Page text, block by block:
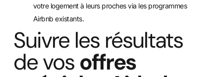
votre logement à leurs proches via les programmes
Airbnb existants.
Suivre les résultats
de vos offres